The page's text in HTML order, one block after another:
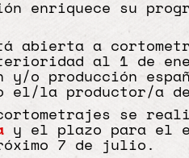
enriquece su
abierta a
al 1 de
y/o producción
la productor/a
se
y el plazo para el
7 de julio.